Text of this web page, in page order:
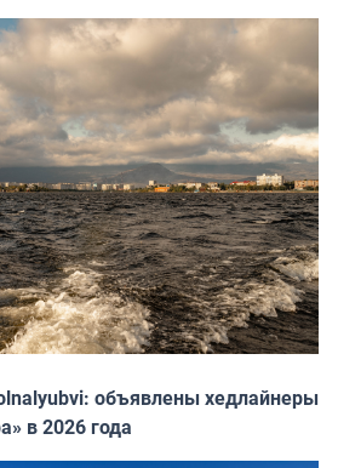
объявлены хедлайнеры
в 2026 года